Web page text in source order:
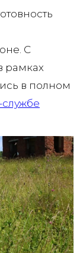
С
рамках
в полном